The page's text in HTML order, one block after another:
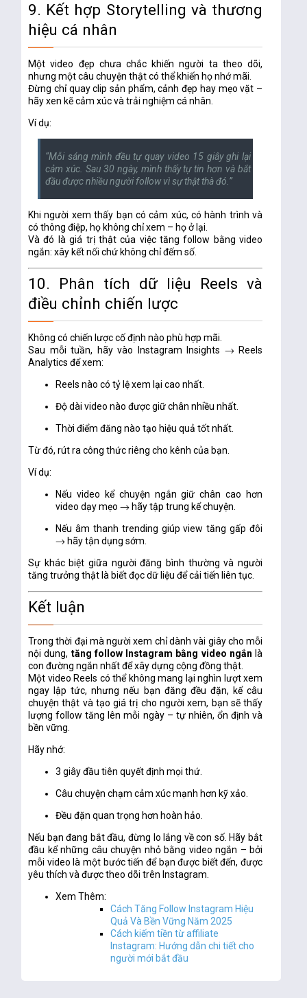
9. Kết hợp Storytelling và thương
hiệu cá nhân
Một video đẹp chưa chắc khiến người ta theo dõi,
nhưngmột câu chuyện thật có thể khiến họ nhớ mãi.
Đừng chỉ quay clip sản phẩm, cảnh đẹp hay mẹo vặt –
hãy xen kẽcảm xúc và trải nghiệm cá nhân.
Ví dụ:
“Mỗi sáng mình đều tự quay video 15 giây ghi lại
cảm xúc. Sau 30 ngày, mình thấy tự tin hơn và bắt
đầu được nhiều người follow vì sự thật thà đó.”
Khi người xem thấy bạn có cảm xúc, có hành trình và
có thông điệp, họ không chỉ xem – họở lại.
Và đó là giá trị thật của việc tăng follow bằng video
ngắn: xây kết nối chứ không chỉ đếm số.
10. Phân tích dữ liệu Reels và
điều chỉnh chiến lược
Không có chiến lược cố định nào phù hợp mãi.
Sau mỗi tuần, hãy vào
Instagram Insights → Reels
Analytics để xem:
Reels nào có tỷ lệ xem lại cao nhất.
Độ dài video nào được giữ chân nhiều nhất.
Thời điểm đăng nào tạo hiệu quả tốt nhất.
Từ đó, rút racông thức riêng cho kênh của bạn.
Ví dụ:
Nếu video kể chuyện ngắn giữ chân cao hơn
video dạy mẹo → hãy tập trung kể chuyện.
Nếu âm thanh trending giúp view tăng gấp đôi
→ hãy tận dụng sớm.
Sự khác biệt giữa người đăng bình thường và người
tăng trưởng thật là biết đọc dữ liệu để cải tiến liên tục.
Kết luận
Trong thời đại mà người xem chỉ dành vài giây cho mỗi
nội dung, tăng follow Instagram bằng video ngắn là
con đường ngắn nhất để xây dựng cộng đồng thật.
Một video Reels có thể không mang lại nghìn lượt xem
ngay lập tức, nhưng nếu bạn đăng đều đặn, kể câu
chuyện thật và tạo giá trị cho người xem, bạn sẽ thấy
lượng follow tăng lên mỗi ngày – tự nhiên, ổn định và
bền vững.
Hãy nhớ:
3 giây đầu tiên quyết định mọi thứ.
Câu chuyện chạm cảm xúc mạnh hơn kỹ xảo.
Đều đặn quan trọng hơn hoàn hảo.
Nếu bạn đang bắt đầu, đừng lo lắng về con số. Hãy bắt
đầu kể những câu chuyện nhỏ bằng video ngắn – bởi
mỗi video là một bước tiến để bạnđược biết đến, được
yêu thích và được theo dõi trên Instagram.
Xem Thêm:
Cách Tăng Follow Instagram Hiệu
Quả Và Bền Vững Năm 2025
Cách kiếm tiền từ affiliate
Instagram: Hướng dẫn chi tiết cho
người mới bắt đầu